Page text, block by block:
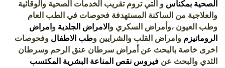
الصحية بمكناس و التي تروم تقريب الخدمات الصحية والوقائية
والعلاجية من الساكنة المستهدفة فحوصات في الطب العام
وطب العيون ،وأمراض السكري و الامراض الجلدية و امراض
الروماتيزم وامراض القلب والشرايين وطب الاطفال وفحوصات
اخرى خاصة بالبحث عن أمراض سرطان عنق الرحم وسرطان
الثدي والبحث عن فيروس نقص المناعة البشرية المكتسب